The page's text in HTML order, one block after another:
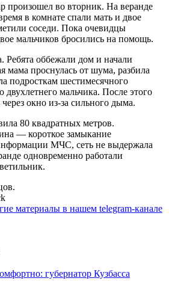
во вторник. На веранде
в комнате спали мать и двое
соседи. Пока очевидцы
мальчиков бросились на помощь.
Ребята оббежали дом и начали
мама проснулась от шума, разбила
подросткам шестимесячного
двухлетнего мальчика. После этого
окно из-за сильного дыма.
80 квадратных метров.
— короткое замыкание
МЧС, сеть не выдержала
одновременно работали
материалы в нашем telegram-канале